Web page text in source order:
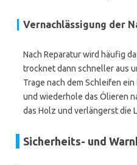
Vernachlässigung der
Nach Reparatur wird häufig
trocknet dann schneller aus
Trage nach dem Schleifen ein
und wiederhole das Ölieren
das Holz und verlängerst die
Sicherheits- und